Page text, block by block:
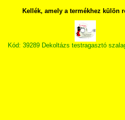
Kellék, amely a termékhez külön
Kód: 39289 Dekoltázs testragasztó